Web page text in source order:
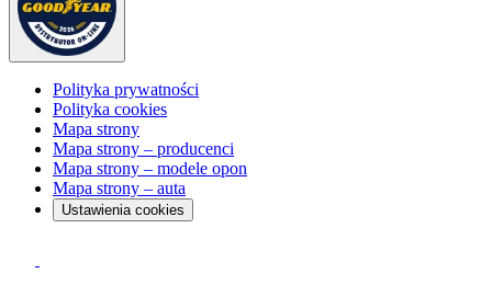
Polityka prywatności
Polityka cookies
Mapa strony
Mapa strony – producenci
Mapa strony – modele opon
Mapa strony – auta
Ustawienia cookies